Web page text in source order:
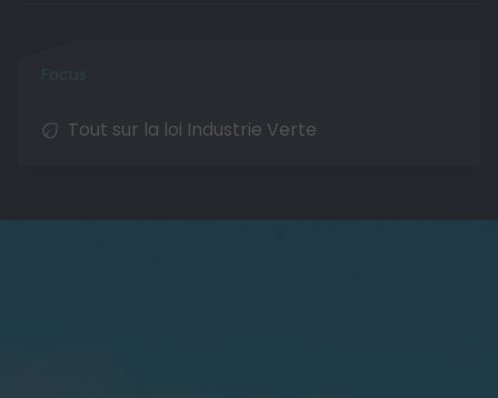
Tout sur la loi Industrie Verte